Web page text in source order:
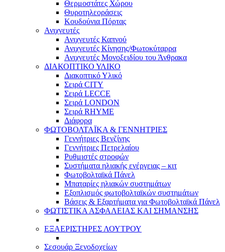
Θερμοστάτες Χώρου
Θυροτηλεοράσεις
Κουδούνια Πόρτας
Ανιχνευτές
Ανιχνευτές Καπνού
Ανιχνευτές Κίνησης/Φωτοκύταρρα
Ανιχνευτές Μονοξειδίου του Άνθρακα
ΔΙΑΚΟΠΤΙΚΟ ΥΛΙΚΟ
Διακοπτικό Υλικό
Σειρά CITY
Σειρά LECCE
Σειρά LONDON
Σειρά RHYME
Διάφορα
ΦΩΤΟΒΟΛΤΑΪΚΑ & ΓΕΝΝΗΤΡΙΕΣ
Γεννήτριες Βενζίνης
Γεννήτριες Πετρελαίου
Ρυθμιστές στροφών
Συστήματα ηλιακής ενέργειας – κιτ
Φωτοβολταϊκά Πάνελ
Μπαταρίες ηλιακών συστημάτων
Εξοπλισμός φωτοβολταϊκών συστημάτων
Βάσεις & Εξαρτήματα για Φωτοβολταϊκά Πάνελ
ΦΩΤΙΣΤΙΚΑ ΑΣΦΑΛΕΙΑΣ ΚΑΙ ΣΗΜΑΝΣΗΣ
ΕΞΑΕΡΙΣΤΗΡΕΣ ΛΟΥΤΡΟΥ
Σεσουάρ Ξενοδοχείων